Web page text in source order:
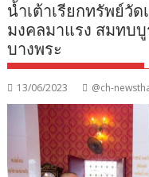
น้ำเต้าเรียกทรัพย์วั
มงคลมาแรง สมทบ
บางพระ
13/06/2023 @ch-